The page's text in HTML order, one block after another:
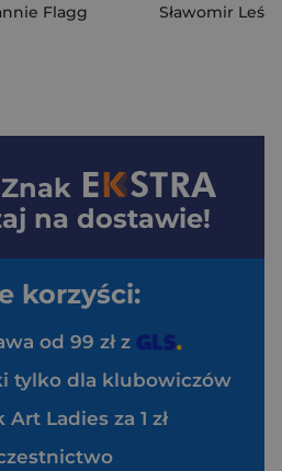
Flagg
Znak
na dostawie!
korzyści:
od 99 zł z
tylko dla klubowiczów
Ladies za 1 zł